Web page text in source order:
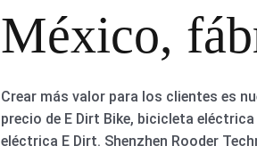
México,
Crear más valor para los clientes es
precio de E Dirt Bike, bicicleta
eléctrica E Dirt. Shenzhen Rooder